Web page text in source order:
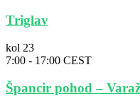
Triglav
kol 23
7:00 - 17:00 CEST
Špancir pohod –